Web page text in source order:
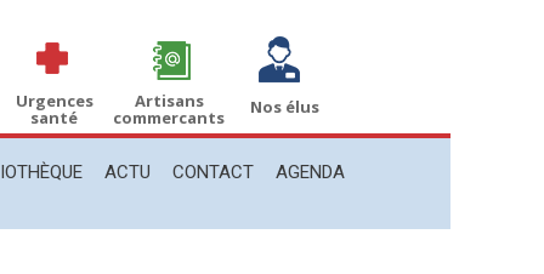
Urgences
santé
Artisans
commercants Nos élus
ACTU CONTACT AGENDA
CONTACT AGENDA